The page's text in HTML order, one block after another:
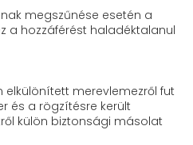
megszűnése esetén a
a hozzáférést haladéktalanul
elkülönített merevlemezről fut
és a rögzítésre került
külön biztonsági másolat